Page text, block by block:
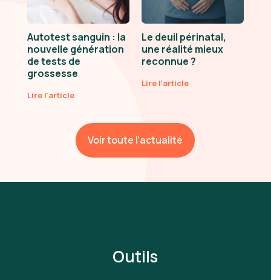
Autotest sanguin : la
nouvelle génération
de tests de
grossesse
Lire l'article
Le deuil périnatal,
une réalité mieux
reconnue ?
Lire l'article
Voir toute l'actualité
Outils